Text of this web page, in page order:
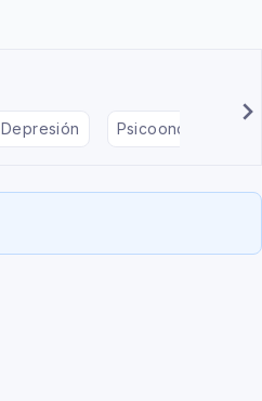
Depresión Psicooncología